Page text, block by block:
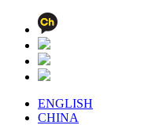
ENGLISH
CHINA